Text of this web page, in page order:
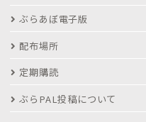
ぶらあぼ電子版
配布場所
定期購読
ぶらPAL投稿について